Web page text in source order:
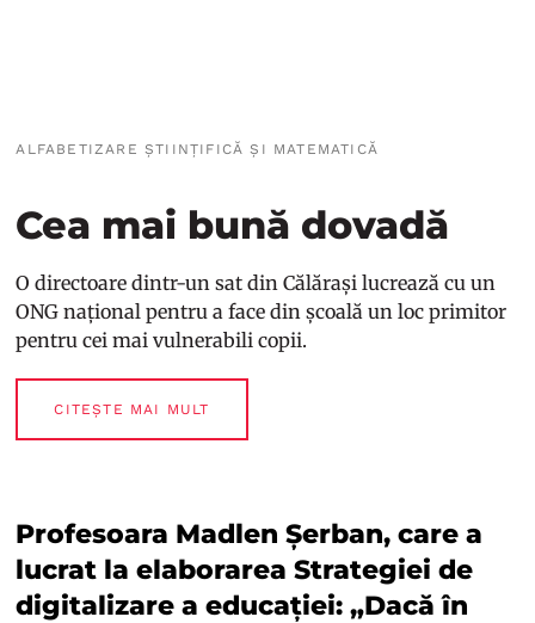
ALFABETIZARE ȘTIINȚIFICĂ ȘI MATEMATICĂ
Cea mai bună dovadă
O directoare dintr-un sat din Călărași lucrează cu un
ONG național pentru a face din școală un loc primitor
pentru cei mai vulnerabili copii.
CITEȘTE MAI MULT
Profesoara Madlen Șerban, care a
lucrat la elaborarea Strategiei de
digitalizare a educației: „Dacă în